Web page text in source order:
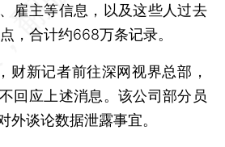
雇主等信息，以及这些人过去
，合计约668万条记录。
新记者前往深网视界总部，
回应上述消息。该公司部分员
外谈论数据泄露事宜。